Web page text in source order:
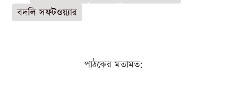
বদলি সফটওয়্যার
পাঠকের মতামত: